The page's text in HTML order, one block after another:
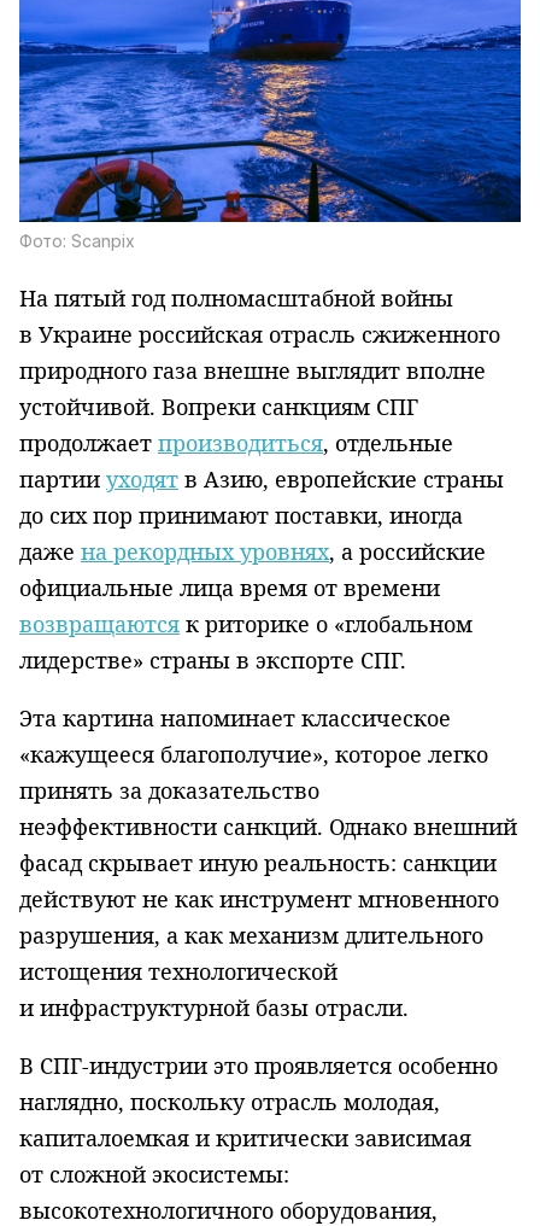
Фото: Scanpix
На пятый год полномасштабной войны
в Украине российская отрасль сжиженного
природного газа внешне выглядит вполне
устойчивой. Вопреки санкциям СПГ
продолжает производиться, отдельные
партии уходят в Азию, европейские страны
до сих пор принимают поставки, иногда
даже на рекордных уровнях, а российские
официальные лица время от времени
возвращаются к риторике о «глобальном
лидерстве» страны в экспорте СПГ.
Эта картина напоминает классическое
«кажущееся благополучие», которое легко
принять за доказательство
неэффективности санкций. Однако внешний
фасад скрывает иную реальность: санкции
действуют не как инструмент мгновенного
разрушения, а как механизм длительного
истощения технологической
и инфраструктурной базы отрасли.
В СПГ-индустрии это проявляется особенно
наглядно, поскольку отрасль молодая,
капиталоемкая и критически зависимая
от сложной экосистемы:
высокотехнологичного оборудования,